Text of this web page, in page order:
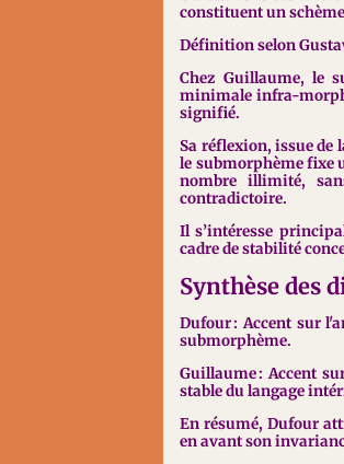
constituent un
Définition selon
Chez Guillaume, le
minimale infra-
signifié.
Sa réflexion, issue de
le submorphème fixe
nombre illimité,
contradictoire.
Il s’intéresse
cadre de stabilité
Synthèse des
Dufour : Accent sur
submorphème.
Guillaume : Accent
stable du langage
En résumé, Dufour
en avant son